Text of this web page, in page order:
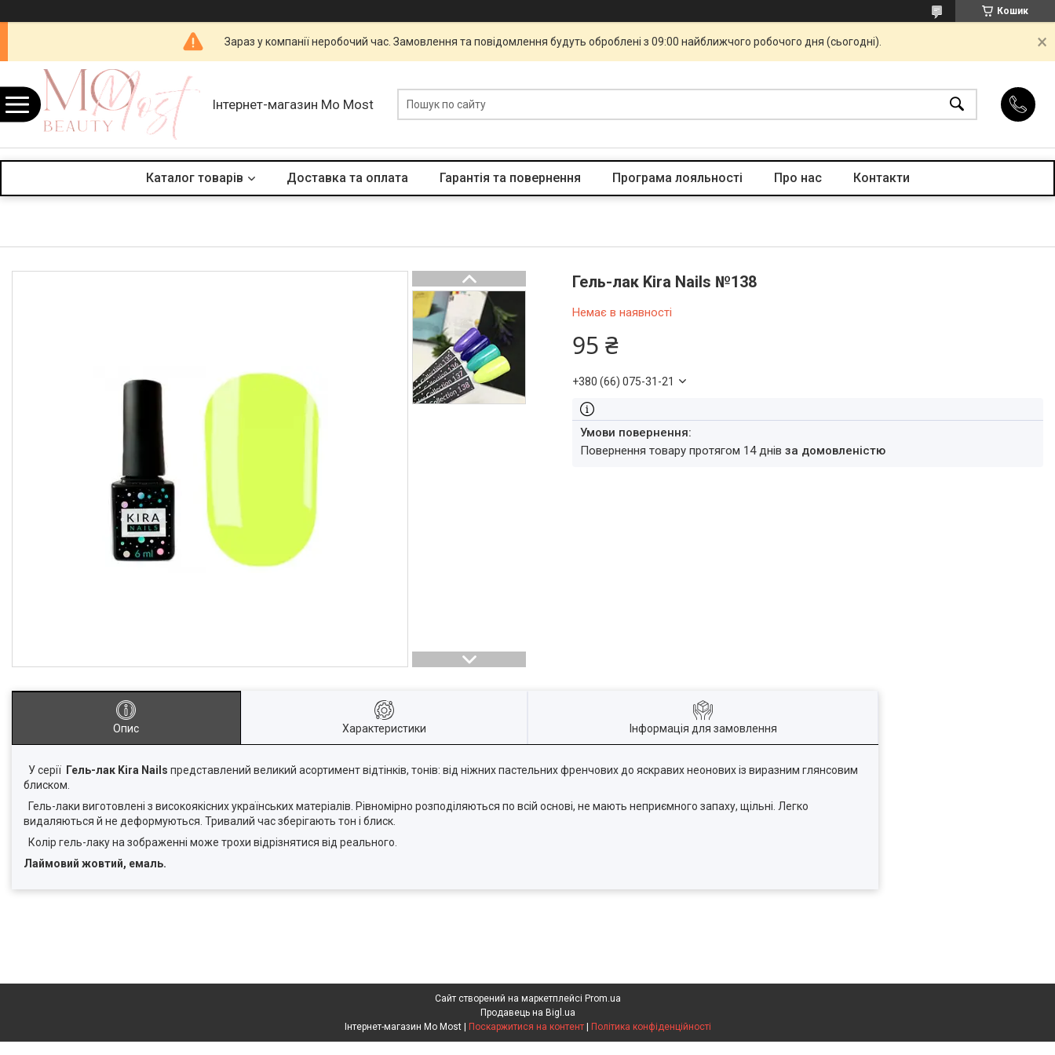
Кошик
Зараз у компанії неробочий час. Замовлення та повідомлення будуть оброблені з 09:00 найближчого робочого дня (сьогодні).
Інтернет-магазин Mo Most
Каталог товарів Доставка та оплата Гарантія та повернення Програма лояльності Про нас Контакти
Гель-лак Kira Nails №138
Немає в наявності
95 ₴
+380 (66) 075-31-21
повернення товару протягом 14 днівза домовленістю
Опис Характеристики Інформація для замовлення
У серії Гель-лак Kira Nails представлений великий асортимент відтінків, тонів: від ніжних пастельних френчових до яскравих неонових із виразним глянсовим
блиском.
Гель-лаки виготовлені з високоякісних українських матеріалів. Рівномірно розподіляються по всій основі, не мають неприємного запаху, щільні. Легко
видаляються й не деформуються. Тривалий час зберігають тон і блиск.
Колір гель-лаку на зображенні може трохи відрізнятися від реального.
Лаймовий жовтий, емаль.
Сайт створений на маркетплейсі Prom.ua
Продавець на Bigl.ua
Поскаржитися на контент Політика конфіденційності